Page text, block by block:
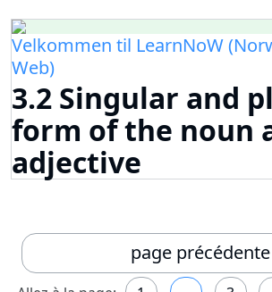
Velkommen til LearnNoW
Web)
3.2 Singular and
form of the noun
adjective
page précédente